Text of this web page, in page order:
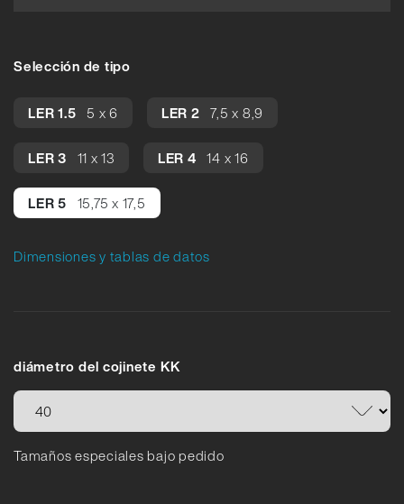
Selección de tipo
LER 1.5 5 x 6 LER 2 7,5 x 8,9
LER 3 11 x 13 LER 4 14 x 16
LER 5 15,75 x 17,5
Dimensiones y tablas de datos
diámetro del cojinete KK
Tamaños especiales bajo pedido